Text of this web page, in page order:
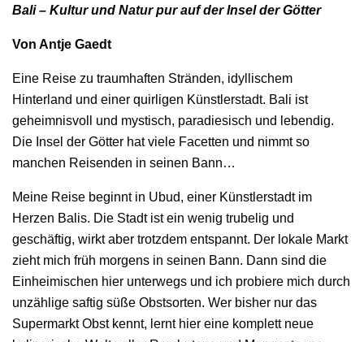
Bali – Kultur und Natur pur auf der Insel der Götter
Von Antje Gaedt
Eine Reise zu traumhaften Stränden, idyllischem
Hinterland und einer quirligen Künstlerstadt. Bali ist
geheimnisvoll und mystisch, paradiesisch und lebendig.
Die Insel der Götter hat viele Facetten und nimmt so
manchen Reisenden in seinen Bann…
Meine Reise beginnt in Ubud, einer Künstlerstadt im
Herzen Balis. Die Stadt ist ein wenig trubelig und
geschäftig, wirkt aber trotzdem entspannt. Der lokale Markt
zieht mich früh morgens in seinen Bann. Dann sind die
Einheimischen hier unterwegs und ich probiere mich durch
unzählige saftig süße Obstsorten. Wer bisher nur das
Supermarkt Obst kennt, lernt hier eine komplett neue